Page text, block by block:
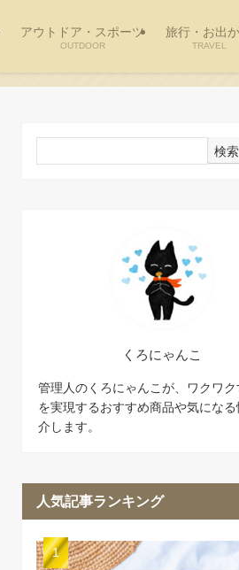
アウトドア・スポーツ
OUTDOOR
旅行・お出
TRAVEL
検索
くろにゃんこ
管理人のくろにゃんこが、ワクワク
を実現するおすすめ商品や気になる
介します。
人気記事ランキング